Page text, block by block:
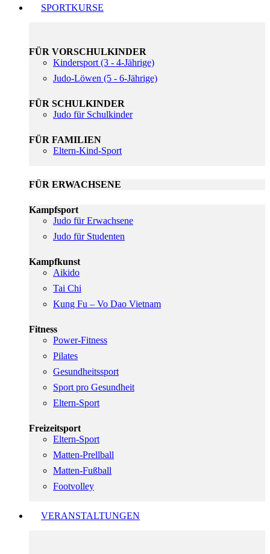
SPORTKURSE
FÜR VORSCHULKINDER
Kindersport (3 - 4-Jährige)
Judo-Löwen (5 - 6-Jährige)
FÜR SCHULKINDER
Judo für Schulkinder
FÜR FAMILIEN
Eltern-Kind-Sport
FÜR ERWACHSENE
Kampfsport
Judo für Erwachsene
Judo für Studenten
Kampfkunst
Aikido
Tai Chi
Kung Fu – Vo Dao Vietnam
Fitness
Power-Fitness
Pilates
Gesundheitssport
Sport pro Gesundheit
Eltern-Sport
Freizeitsport
Eltern-Sport
Matten-Prellball
Matten-Fußball
Footvolley
VERANSTALTUNGEN